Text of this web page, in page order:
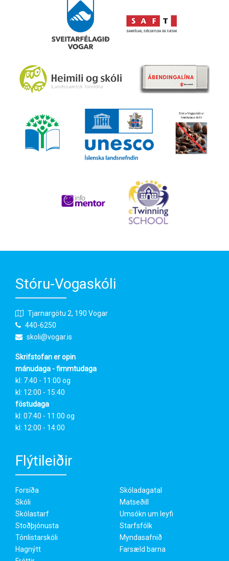
Stóru-Vogaskóli
Tjarnargötu 2, 190 Vogar
440-6250
skoli@vogar.is
Skrifstofan er opin
mánudaga - fimmtudaga
kl: 7:40 - 11:00 og
kl: 12:00 - 15:40
föstudaga
kl: 07:40 - 11:00 og
kl: 12:00 - 14:00
Flýtileiðir
Forsíða
Skóli
Skólastarf
Stoðþjónusta
Tónlistarskóli
Hagnýtt
Skóladagatal
Matseðill
Umsókn um leyfi
Starfsfólk
Myndasafnið
Farsæld barna